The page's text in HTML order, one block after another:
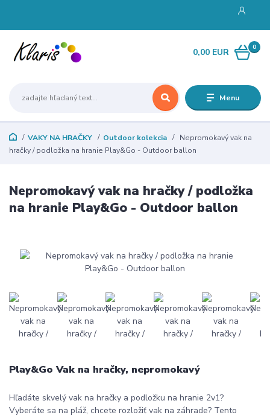
Menu
0
0,00 EUR
VAKY NA HRAČKY Outdoor kolekcia
Nepromokavý vak na
hračky / podložka na hranie Play&Go - Outdoor ballon
Nepromokavý vak na hračky / podložka
na hranie Play&Go - Outdoor ballon
Play&Go Vak na hračky, nepromokavý
Hľadáte skvelý vak na hračky a podložku na hranie 2v1?
Vyberáte sa na pláž, chcete rozložiť vak na záhrade? Tento